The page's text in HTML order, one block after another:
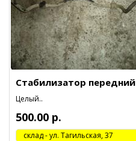
Стабилизатор передний
Целый..
500.00 р.
cклад - ул. Тагильская, 37